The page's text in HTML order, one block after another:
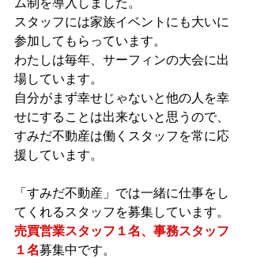
スタッフには家族イベントにも大いに
参加してもらっています。
わたしは毎年、サーフィンの大会に出
場しています。
自分がまず幸せじゃないと他の人を幸
せにすることは出来ないと思うので、
すみだ不動産は働くスタッフを常に応
援しています。
「すみだ不動産」では一緒に仕事をし
てくれるスタッフを募集しています。
売買営業スタッフ１名、事務スタッフ
１名募集中です。